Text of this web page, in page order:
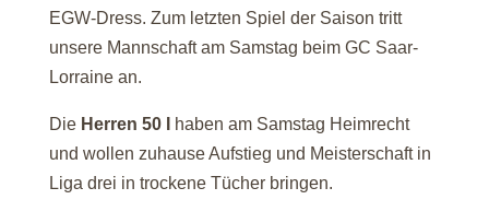
EGW-Dress. Zum letzten Spiel der Saison tritt
unsere Mannschaft am Samstag beim GC Saar-
Lorraine an.
Die Herren 50 I
haben am Samstag Heimrecht
und wollen zuhause Aufstieg und Meisterschaft in
Liga drei in trockene Tücher bringen.